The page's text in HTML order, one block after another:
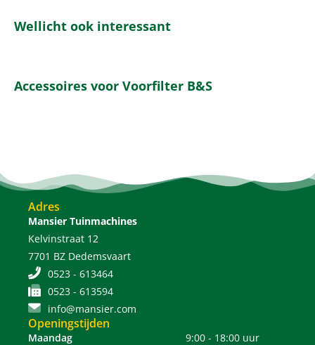
Wellicht ook interessant
Accessoires voor Voorfilter B&S
Adres
Mansier Tuinmachines
Kelvinstraat 12
7701 BZ Dedemsvaart
0523 - 613464
0523 - 613594
info@mansier.com
Openingstijden
Maandag
9:00 - 18:00 uur